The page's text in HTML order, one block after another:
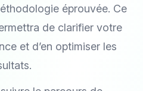
éprouvée. Ce
de clarifier votre
et d’en optimiser les